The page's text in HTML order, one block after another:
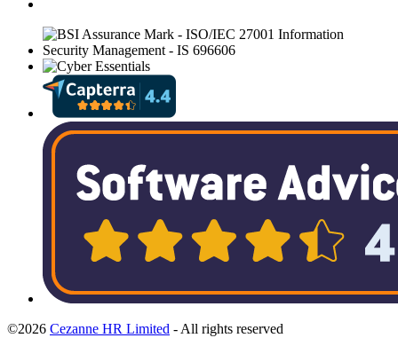
©2026 Cezanne HR Limited - All rights reserved